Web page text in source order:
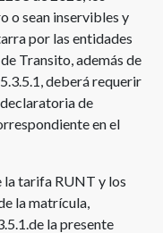
o sean inservibles y
por las entidades
Transito, además de
deberá requerir
de
en el
la tarifa RUNT y los
la matrícula,
la presente